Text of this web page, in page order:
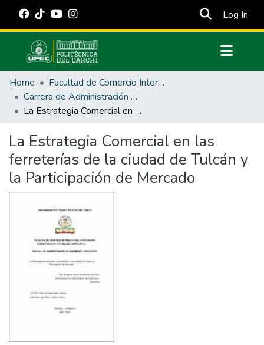
Log In
Communities & Collections
All of DSpace
Statistics
Estadísticas Externas
Manuales
Home
Facultad de Comercio Internacional, Integración, Administración y Economía Empresarial
Carrera de Administración de Empresas y Marketing
La Estrategia Comercial en las ferreterías de la ciudad de Tulcán y la Participación de Mercado
La Estrategia Comercial en las
ferreterías de la ciudad de Tulcán y
la Participación de Mercado